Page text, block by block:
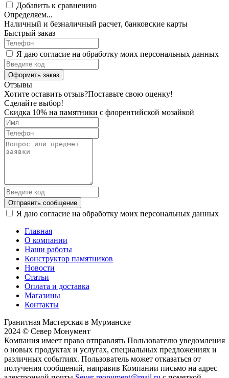
Добавить к сравнению
Определяем...
Наличный и безналичный расчет, банковские карты
Быстрый заказ
Я даю согласие на обработку моих персональных данных
Оформить заказ
Отзывы
Хотите оставить отзыв?Поставьте свою оценку!
Сделайте выбор!
Скидка 10% на памятники с флорентийской мозайкой
Отправить сообщение
Я даю согласие на обработку моих персональных данных
Главная
О компании
Наши работы
Конструктор памятников
Новости
Статьи
Оплата и доставка
Магазины
Контакты
Гранитная Мастерская в Мурманске
2024 © Север Монумент
Компания имеет право отправлять Пользователю уведомления
о новых продуктах и услугах, специальных предложениях и
различных событиях. Пользователь может отказаться от
получения сообщений, направив Компании письмо на адрес